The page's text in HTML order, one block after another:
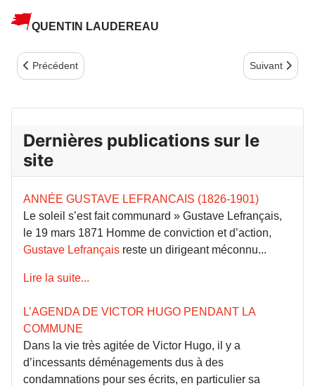
QUENTIN LAUDEREAU
Article précédent : JACQUES ROUGERIE, HISTORIEN DE LA
Précédent Article suivant
Suivant
Dernières publications sur le
site
ANNÉE GUSTAVE LEFRANCAIS (1826-1901)
Le soleil s’est fait communard » Gustave Lefrançais,
le 19 mars 1871 Homme de conviction et d’action,
Gustave Lefrançais reste un dirigeant méconnu...
Lire la suite...
L’AGENDA DE VICTOR HUGO PENDANT LA
COMMUNE
Dans la vie très agitée de Victor Hugo, il y a
d’incessants déménagements dus à des
condamnations pour ses écrits, en particulier sa